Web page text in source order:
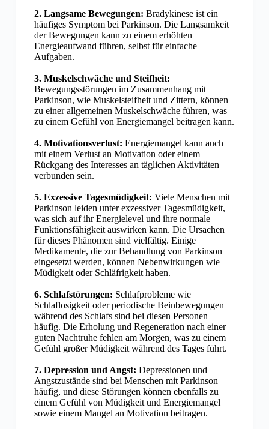
2. Langsame Bewegungen: Bradykinese ist ein
häufiges Symptom bei Parkinson. Die Langsamkeit
der Bewegungen kann zu einem erhöhten
Energieaufwand führen, selbst für einfache
Aufgaben.
3. Muskelschwäche und Steifheit:
Bewegungsstörungen im Zusammenhang mit
Parkinson, wie Muskelsteifheit und Zittern, können
zu einer allgemeinen Muskelschwäche führen, was
zu einem Gefühl von Energiemangel beitragen kann.
4. Motivationsverlust: Energiemangel kann auch
mit einem Verlust an Motivation oder einem
Rückgang des Interesses an täglichen Aktivitäten
verbunden sein.
5. Exzessive Tagesmüdigkeit: Viele Menschen mit
Parkinson leiden unter exzessiver Tagesmüdigkeit,
was sich auf ihr Energielevel und ihre normale
Funktionsfähigkeit auswirken kann. Die Ursachen
für dieses Phänomen sind vielfältig. Einige
Medikamente, die zur Behandlung von Parkinson
eingesetzt werden, können Nebenwirkungen wie
Müdigkeit oder Schläfrigkeit haben.
6. Schlafstörungen: Schlafprobleme wie
Schlaflosigkeit oder periodische Beinbewegungen
während des Schlafs sind bei diesen Personen
häufig. Die Erholung und Regeneration nach einer
guten Nachtruhe fehlen am Morgen, was zu einem
Gefühl großer Müdigkeit während des Tages führt.
7. Depression und Angst: Depressionen und
Angstzustände sind bei Menschen mit Parkinson
häufig, und diese Störungen können ebenfalls zu
einem Gefühl von Müdigkeit und Energiemangel
sowie einem Mangel an Motivation beitragen.